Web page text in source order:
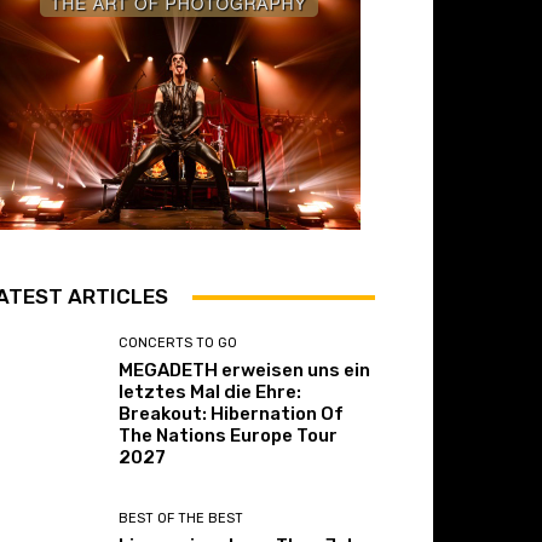
ARTICLES
CONCERTS TO GO
MEGADETH erweisen uns ein
letztes Mal die Ehre:
Breakout: Hibernation Of
The Nations Europe Tour
2027
BEST OF THE BEST